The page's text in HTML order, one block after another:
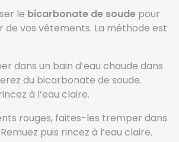
le bicarbonate de soude pour
de vos vêtements. La méthode est
dans un bain d’eau chaude dans
du bicarbonate de soude.
à l’eau claire.
rouges, faites-les tremper dans
Remuez puis rincez à l’eau claire.